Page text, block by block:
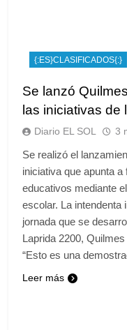
{:ES}CLASIFICADOS{:}
Se lanzó
las iniciativas de
Diario EL SOL 3
Se realizó el
iniciativa que apunta
educativos mediante
escolar. La intendenta
jornada que se
Laprida 2200,
“Esto es una
Leer más